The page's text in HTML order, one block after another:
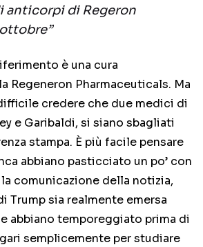
anticorpi di Regeron
è una cura
Regeneron Pharmaceuticals. Ma
credere che due medici di
e Garibaldi, si siano sbagliati
stampa. È più facile pensare
abbiano pasticciato un po’ con
comunicazione della notizia,
Trump sia realmente emersa
abbiano temporeggiato prima di
semplicemente per studiare